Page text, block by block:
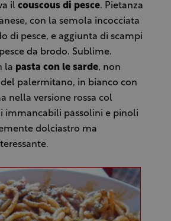
il couscous di pesce. Pietanza
con la semola incocciata
di pesce, e aggiunta di scampi
da brodo. Sublime.
la pasta con le sarde, non
palermitano, in bianco con
nella versione rossa col
immancabili passolini e pinoli
dolciastro ma